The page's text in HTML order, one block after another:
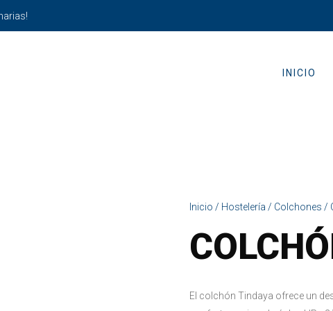
INICIO
Inicio / Hostelería / Colchones /
El colchón Tindaya ofrece un